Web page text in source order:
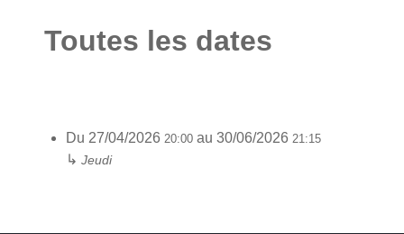
Toutes les dates
Du 27/04/2026 20:00 au 30/06/2026 21:15
↳ Jeudi